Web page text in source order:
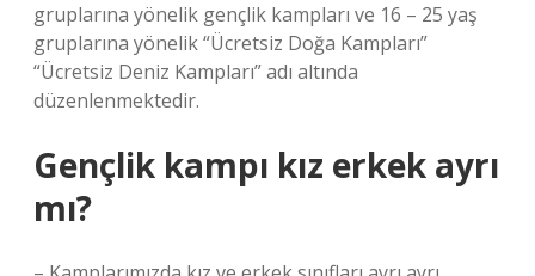
gruplarına yönelik gençlik kampları ve 16 – 25 yaş
gruplarına yönelik “Ücretsiz Doğa Kampları”
“Ücretsiz Deniz Kampları” adı altında
düzenlenmektedir.
Gençlik kampı kız erkek ayrı
mı?